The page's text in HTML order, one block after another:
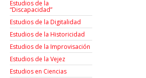
Estudios de la
“Discapacidad”
Estudios de la Digitalidad
Estudios de la Historicidad
Estudios de la Improvisación
Estudios de la Vejez
Estudios en Ciencias